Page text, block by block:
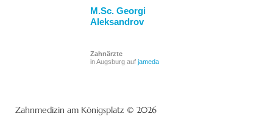
M.Sc. Georgi
Aleksandrov
Zahnärzte
in Augsburg aufjameda
Zahnmedizin am Königsplatz © 2026